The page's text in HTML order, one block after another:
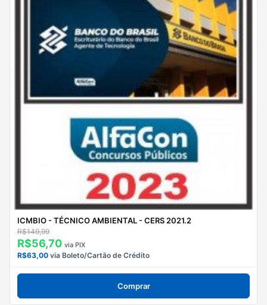
ICMBIO - TÉCNICO AMBIENTAL - CERS 2021.2
R$149,99
R$56,70 via PIX
R$63,00 via Boleto/Cartão de Crédito
Comprar